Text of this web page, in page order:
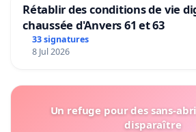
Rétablir des conditions de vie
chaussée d'Anvers 61 et 63
33 signatures
8 Jul 2026
Un refuge pour des sans-
disparaître